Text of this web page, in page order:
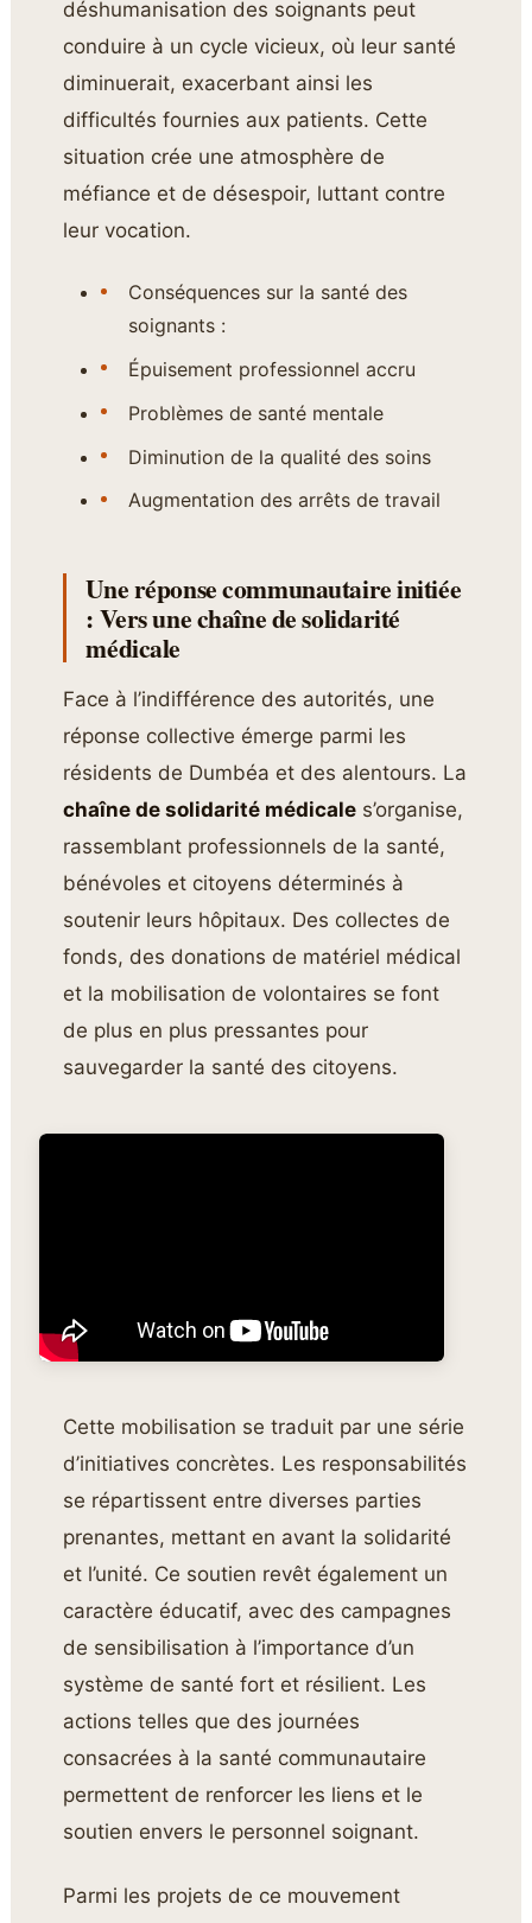
déshumanisation des soignants peut
conduire à un cycle vicieux, où leur santé
diminuerait, exacerbant ainsi les
difficultés fournies aux patients. Cette
situation crée une atmosphère de
méfiance et de désespoir, luttant contre
leur vocation.
Conséquences sur la santé des
soignants :
Épuisement professionnel accru
Problèmes de santé mentale
Diminution de la qualité des soins
Augmentation des arrêts de travail
Une réponse communautaire initiée
: Vers une chaîne de solidarité
médicale
Face à l’indifférence des autorités, une
réponse collective émerge parmi les
résidents de Dumbéa et des alentours. La
chaîne de solidarité médicale s’organise,
rassemblant professionnels de la santé,
bénévoles et citoyens déterminés à
soutenir leurs hôpitaux. Des collectes de
fonds, des donations de matériel médical
et la mobilisation de volontaires se font
de plus en plus pressantes pour
sauvegarder la santé des citoyens.
Cette mobilisation se traduit par une série
d’initiatives concrètes. Les responsabilités
se répartissent entre diverses parties
prenantes, mettant en avant la solidarité
et l’unité. Ce soutien revêt également un
caractère éducatif, avec des campagnes
de sensibilisation à l’importance d’un
système de santé fort et résilient. Les
actions telles que des journées
consacrées à la santé communautaire
permettent de renforcer les liens et le
soutien envers le personnel soignant.
Parmi les projets de ce mouvement